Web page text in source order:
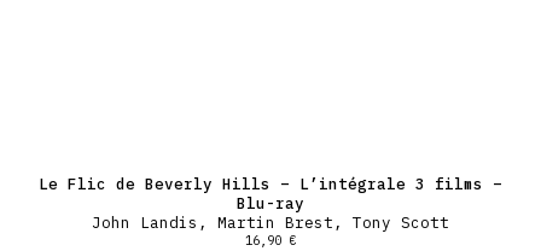
Le Flic de Beverly Hills – L’intégrale 3 films –
Blu-ray
John Landis, Martin Brest, Tony Scott
16,90 €